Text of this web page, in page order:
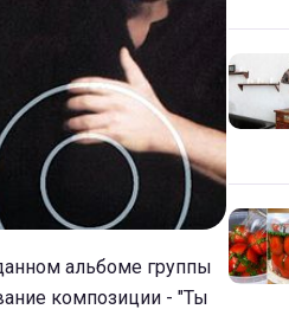
альбоме группы
композиции - "Ты